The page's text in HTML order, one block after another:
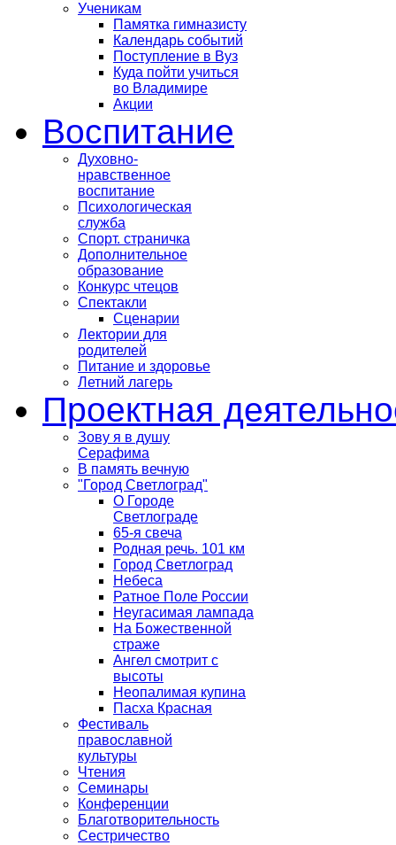
Ученикам
Памятка гимназисту
Календарь событий
Поступление в Вуз
Куда пойти учиться
во Владимире
Акции
Воспитание
Духовно-
нравственное
воспитание
Психологическая
служба
Спорт. страничка
Дополнительное
образование
Конкурс чтецов
Спектакли
Сценарии
Лектории для
родителей
Питание и здоровье
Летний лагерь
Проектная
Зову я в душу
Серафима
В память вечную
"Город Светлоград"
О Городе
Светлограде
65-я свеча
Родная речь. 101 км
Город Светлоград
Небеса
Ратное Поле России
Неугасимая лампада
На Божественной
страже
Ангел смотрит с
высоты
Неопалимая купина
Пасха Красная
Фестиваль
православной
культуры
Чтения
Семинары
Конференции
Благотворительность
Сестричество